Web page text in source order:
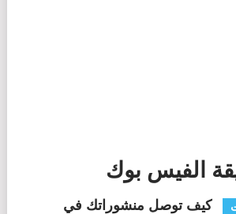
الفيس بوك
كيف توصل منشوراتك في